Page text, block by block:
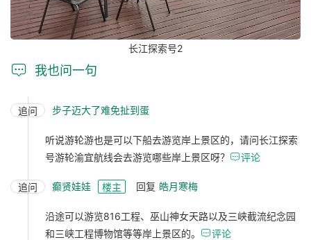
长江探索号2
 我也问一句
追问 步子迈大了难免扯到蛋
听说游轮游也是可以下船去游览岸上景区的，请问长江探索
号游轮渝宜航线会去游览哪些岸上景区呀？ 评论
追问 癫贤娃娃 楼主 回复 皓月寒梅
沿途可以游览816工程、巫山神女天路以及三峡截流纪念园
和三峡工程博物馆等等岸上景区的。 评论